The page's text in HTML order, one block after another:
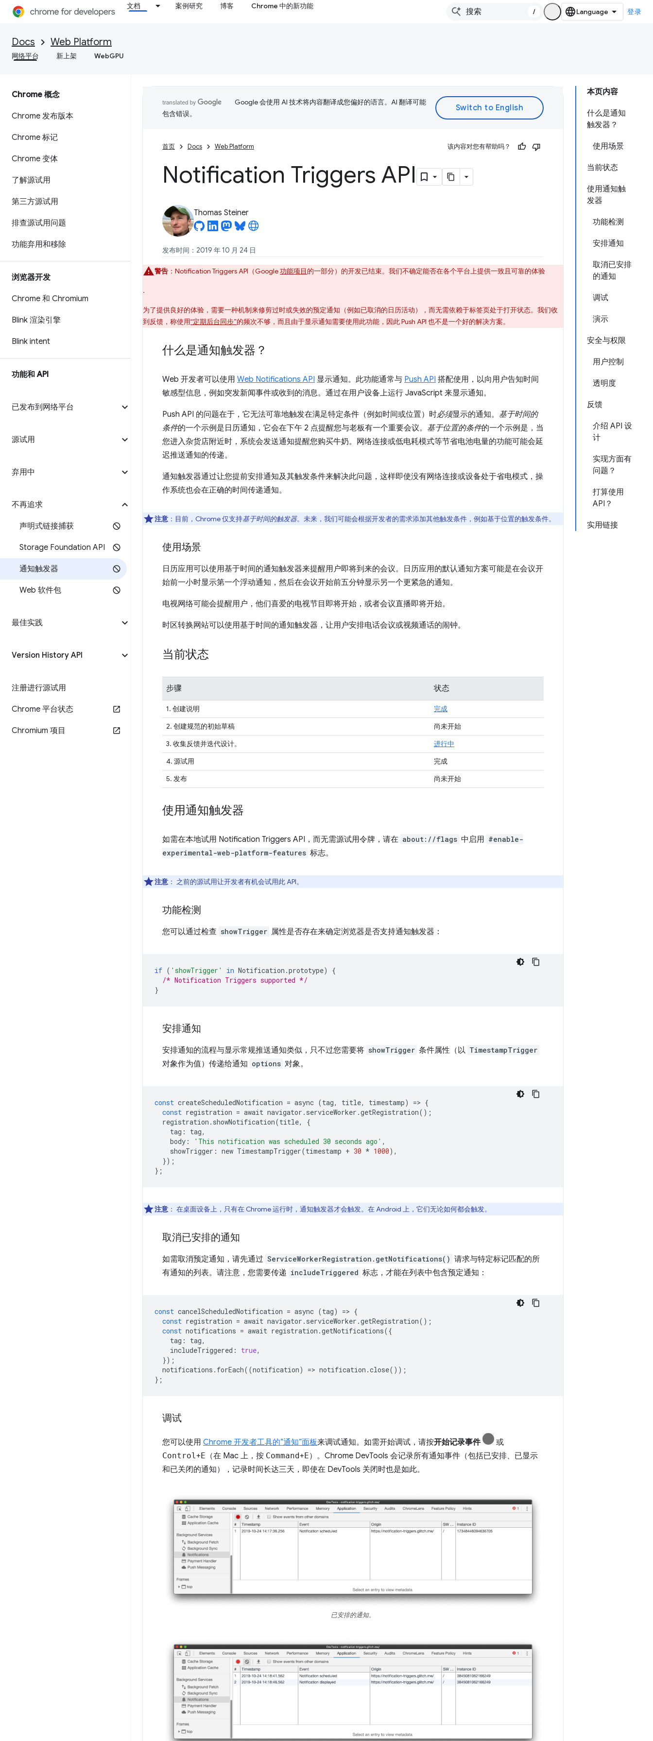
文档 案例研究 博客 Chrome 中的新功能
/ 登录
Docs Web Platform
网络平台 新上架 WebGPU
Chrome 概念
Chrome 发布版本
Chrome 标记
Chrome 变体
了解源试用
第三方源试用
排查源试用问题
功能弃用和移除
浏览器开发
Chrome 和 Chromium
Blink 渲染引擎
Blink intent
功能和 API
已发布到网络平台
源试用
弃用中
不再追求
声明式链接捕获
Storage Foundation API
通知触发器
Web 软件包
最佳实践
Version History API
注册进行源试用
Chrome 平台状态
Chromium 项目
本页内容
什么是通知
触发器？
使用场景
当前状态
使用通知触
发器
功能检测
安排通知
取消已安排
的通知
调试
演示
安全与权限
用户控制
透明度
反馈
介绍 API 设
计
实现方面有
问题？
打算使用
API？
实用链接
Google 会使用 AI 技术将内容翻译成您偏好的语言。AI 翻译可能
包含错误。
首页 Docs Web Platform 该内容对您有帮助吗？
Notification Triggers API
Thomas Steiner
发布时间：2019 年 10 月 24 日
警告 ：Notification Triggers API（Google功能项目的一部分）的开发已结束。我们不确定能否在各个平台上提供一致且可靠的体验
.
为了提供良好的体验，需要一种机制来修剪过时或失效的预定通知（例如已取消的日历活动），而无需依赖于标签页处于打开状态。我们收
到反馈，称使用“定期后台同步”的频次不够，而且由于显示通知需要使用此功能，因此 Push API 也不是一个好的解决方案。
什么是通知触发器？
Web 开发者可以使用 Web Notifications API 显示通知。此功能通常与 Push API 搭配使用，以向用户告知时间
敏感型信息，例如突发新闻事件或收到的消息。通过在用户设备上运行 JavaScript 来显示通知。
Push API 的问题在于，它无法可靠地触发在满足特定条件（例如时间或位置）时必须显示的通知。 基于时间的
条件的一个示例是日历通知，它会在下午 2 点提醒您与老板有一个重要会议。 基于位置的条件的一个示例是，当
您进入杂货店附近时，系统会发送通知提醒您购买牛奶。网络连接或低电耗模式等节省电池电量的功能可能会延
迟推送通知的传递。
通知触发器通过让您提前安排通知及其触发条件来解决此问题，这样即使没有网络连接或设备处于省电模式，操
作系统也会在正确的时间传递通知。
注意 ：目前，Chrome 仅支持基于时间的触发器。未来，我们可能会根据开发者的需求添加其他触发条件，例如基于位置的触发条件。
使用场景
日历应用可以使用基于时间的通知触发器来提醒用户即将到来的会议。日历应用的默认通知方案可能是在会议开
始前一小时显示第一个浮动通知，然后在会议开始前五分钟显示另一个更紧急的通知。
电视网络可能会提醒用户，他们喜爱的电视节目即将开始，或者会议直播即将开始。
时区转换网站可以使用基于时间的通知触发器，让用户安排电话会议或视频通话的闹钟。
当前状态
步骤 状态
1. 创建说明
完成
2. 创建规范的初始草稿
尚未开始
3. 收集反馈并迭代设计。
进行中
4. 源试用
完成
5. 发布
尚未开始
使用通知触发器
如需在本地试用 Notification Triggers API，而无需源试用令牌，请在 about://flags 中启用 #enable-
experimental-web-platform-features 标志。
注意 ： 之前的源试用让开发者有机会试用此 API。
功能检测
您可以通过检查 showTrigger 属性是否存在来确定浏览器是否支持通知触发器：
if ( 'showTrigger' in Notification .prototype)
{
/* Notification Triggers supported */
}
安排通知
安排通知的流程与显示常规推送通知类似，只不过您需要将 showTrigger 条件属性（以 TimestampTrigger
对象作为值）传递给通知 options 对象。
const createScheduledNotification = async (tag, title, timestamp) => {
const registration = await navigator . serviceWorker .getRegistration();
registration . showNotification(title,
{
tag : tag,
body : 'This notification was scheduled 30 seconds ago' ,
showTrigger : new TimestampTrigger(timestamp + 30 * 1000),
});
};
注意 ： 在桌面设备上，只有在 Chrome 运行时，通知触发器才会触发。在 Android 上，它们无论如何都会触发。
取消已安排的通知
如需取消预定通知，请先通过 ServiceWorkerRegistration.getNotifications() 请求与特定标记匹配的所
有通知的列表。请注意，您需要传递 includeTriggered 标志，才能在列表中包含预定通知：
const cancelScheduledNotification = async (tag) => {
const registration = await navigator . serviceWorker .getRegistration();
const notifications = await registration .getNotifications({
tag : tag,
includeTriggered : true,
});
notifications . forEach((notification) => notification .close());
};
调试
您可以使用 Chrome 开发者工具的“通知”面板来调试通知。如需开始调试，请按开始记录事件 或
Control+E （在 Mac 上，按 Command+E）。Chrome DevTools 会记录所有通知事件（包括已安排、已显示
和已关闭的通知），记录时间长达三天，即使在 DevTools 关闭时也是如此。
已安排的通知。